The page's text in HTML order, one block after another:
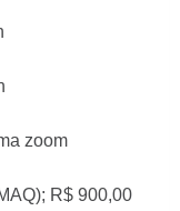
zoom
R$ 900,00